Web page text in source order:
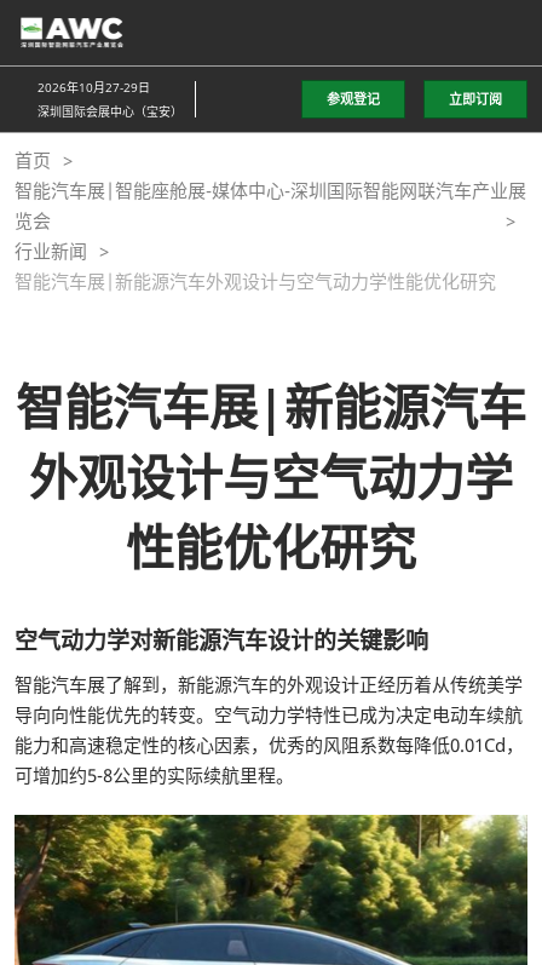
直
接
跳
至
内
容
2026年10月27-29日
深圳国际会展中心（宝安）
参观登记 立即订阅
首页
智能汽车展|智能座舱展-媒体中心-深圳国际智能网联汽车产业展
览会
行业新闻
智能汽车展|新能源汽车外观设计与空气动力学性能优化研究
智能汽车展|新能源汽车
外观设计与空气动力学
性能优化研究
空气动力学对新能源汽车设计的关键影响
智能汽车展了解到，新能源汽车的外观设计正经历着从传统美学
导向向性能优先的转变。空气动力学特性已成为决定电动车续航
能力和高速稳定性的核心因素，优秀的风阻系数每降低0.01Cd，
可增加约5-8公里的实际续航里程。